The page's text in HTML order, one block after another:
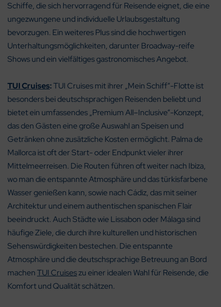
Schiffe, die sich hervorragend für Reisende eignet, die eine
ungezwungene und individuelle Urlaubsgestaltung
bevorzugen. Ein weiteres Plus sind die hochwertigen
Unterhaltungsmöglichkeiten, darunter Broadway-reife
Shows und ein vielfältiges gastronomisches Angebot.
TUI Cruises:TUI Cruises mit ihrer „Mein Schiff“-Flotte ist
besonders bei deutschsprachigen Reisenden beliebt und
bietet ein umfassendes „Premium All–Inclusive“-Konzept,
das den Gästen eine große Auswahl an Speisen und
Getränken ohne zusätzliche Kosten ermöglicht. Palma de
Mallorca ist oft der Start- oder Endpunkt vieler ihrer
Mittelmeerreisen. Die Routen führen oft weiter nach Ibiza,
wo man die entspannte Atmosphäre und das türkisfarbene
Wasser genießen kann, sowie nach Cádiz, das mit seiner
Architektur und einem authentischen spanischen Flair
beeindruckt. Auch Städte wie Lissabon oder Málaga sind
häufige Ziele, die durch ihre kulturellen und historischen
Sehenswürdigkeiten bestechen. Die entspannte
Atmosphäre und die deutschsprachige Betreuung an Bord
machenTUI Cruiseszu einer idealen Wahl für Reisende, die
Komfort und Qualität schätzen.